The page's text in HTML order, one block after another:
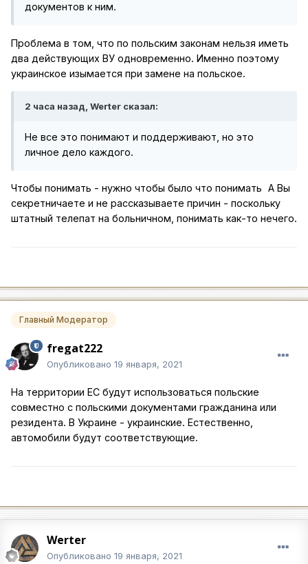
документов к ним.
Проблема в том, что по польским законам нельзя иметь
два действующих ВУ одновременно. Именно поэтому
украинское изымается при замене на польское.
2 часа назад, Werter сказал:
Не все это понимают и поддерживают, но это
личное дело каждого.
Чтобы понимать - нужно чтобы было что понимать А Вы
секретничаете и не рассказываете причин - поскольку
штатный телепат на больничном, понимать как-то нечего.
Главный Модератор
fregat222
Опубликовано 19 января, 2021
На территории ЕС будут использоваться польские
совместно с польскими документами гражданина или
резидента. В Украине - украинские. Естественно,
автомобили будут соответствующие.
Werter
Опубликовано 19 января, 2021